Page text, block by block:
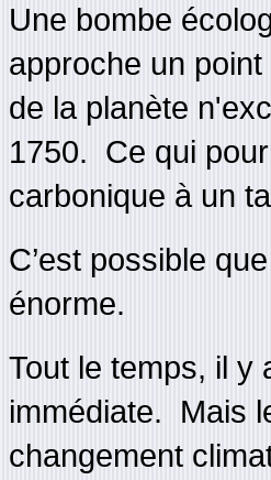
Une bombe
approche un
de la planète
1750. Ce qui
carbonique à un
C’est possible
énorme.
Tout le temps, il y
immédiate. Mais
changement